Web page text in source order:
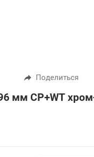
Поделиться
мм CP+WT